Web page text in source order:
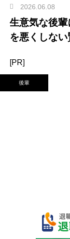
2026.06.08
生意気な後
を悪くしな
[PR]
後輩